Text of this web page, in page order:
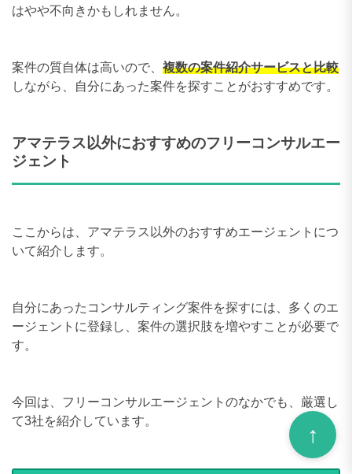
はやや不向きかもしれません。
案件の質自体は高いので、 複数の案件紹介サービスと比較
しながら、自分にあった案件を探すことがおすすめです。
アマテラス以外におすすめのフリーコンサルエー
ジェント
ここからは、アマテラス以外のおすすめエージェントにつ
いて紹介します。
自分にあったコンサルティング案件を探すには、多くのエ
ージェントに登録し、案件の選択肢を増やすことが必要で
す。
今回は、フリーコンサルエージェントのなかでも、厳選し
て3社を紹介しています。